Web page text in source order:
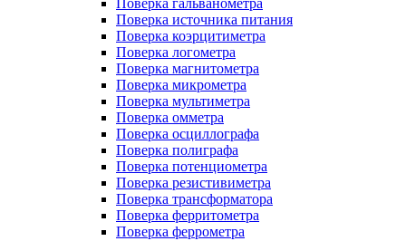
Поверка гальванометра
Поверка источника питания
Поверка коэрцитиметра
Поверка логометра
Поверка магнитометра
Поверка микрометра
Поверка мультиметра
Поверка омметра
Поверка осциллографа
Поверка полиграфа
Поверка потенциометра
Поверка резистивиметра
Поверка трансформатора
Поверка ферритометра
Поверка феррометра